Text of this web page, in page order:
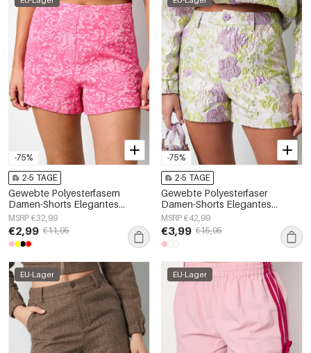
-75%
2-5 TAGE
Gewebte Polyesterfasern
Damen-Shorts Elegantes
Blumenmuster
MSRP €32,99
€2,99 €11,95
-75%
2-5 TAGE
Gewebte Polyesterfaser
Damen-Shorts Elegantes
Blumenmuster
MSRP €42,99
€3,99 €15,95
EU-Lager EU-Lager